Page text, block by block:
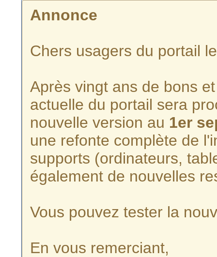
Annonce
Chers usagers du portail
Après vingt ans de bons
actuelle du portail sera
nouvelle version au 1er
une refonte complète de
supports (ordinateurs,
également de nouvelles
Vous pouvez tester la
En vous remerciant,